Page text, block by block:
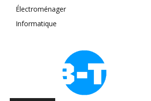
Électroménager
Informatique